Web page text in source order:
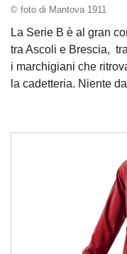
© foto di Mantova 1911
La Serie B è al gran
tra Ascoli e Brescia,
i marchigiani che
la cadetteria. Niente